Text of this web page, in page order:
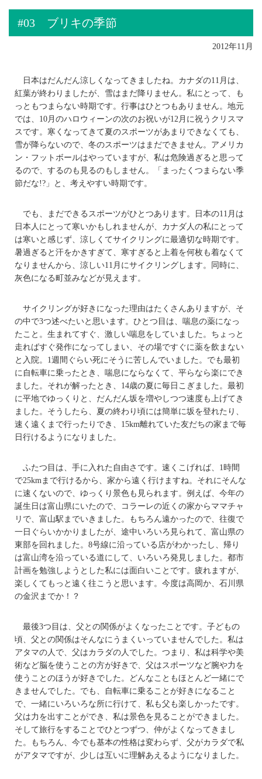
#03 ブリキの季節
2012年11月
日本はだんだん涼しくなってきましたね。カナダの11月は、
紅葉が終わりましたが、雪はまだ降りません。私にとって、も
っともつまらない時期です。行事はひとつもありません。地元
では、10月のハロウィーンの次のお祝いが12月に祝うクリスマ
スです。寒くなってきて夏のスポーツがあまりできなくても、
雪が降らないので、冬のスポーツはまだできません。アメリカ
ン・フットボールはやっていますが、私は危険過ぎると思って
るので、するのも見るのもしません。「まったくつまらない季
節だな!?」と、考えやすい時期です。
でも、まだできるスポーツがひとつあります。日本の11月は
日本人にとって寒いかもしれませんが、カナダ人の私にとって
は寒いと感じず、涼しくてサイクリングに最適切な時期です。
暑過ぎると汗をかきすぎて、寒すぎると上着を何枚も着なくて
なりませんから、涼しい11月にサイクリングします。同時に、
灰色になる町並みなどが見えます。
サイクリングが好きになった理由はたくさんありますが、そ
の中で3つ述べたいと思います。ひとつ目は、喘息の薬になっ
たこと。生まれてすぐ、激しい喘息をしていました。ちょっと
走ればすぐ発作になってしまい、その場ですぐに薬を飲まない
と入院。1週間ぐらい死にそうに苦しんでいました。でも最初
に自転車に乗ったとき、喘息にならなくて、平らなら楽にでき
ました。それが解ったとき、14歳の夏に毎日こぎました。最初
に平地でゆっくりと、だんだん坂を増やしつつ速度も上げてき
ました。そうしたら、夏の終わり頃には簡単に坂を登れたり、
速く遠くまで行ったりでき、15km離れていた友だちの家まで毎
日行けるようになりました。
ふたつ目は、手に入れた自由さです。速くこげれば、1時間
で25kmまで行けるから、家から遠く行けますね。それにそんな
に速くないので、ゆっくり景色も見られます。例えば、今年の
誕生日は富山県にいたので、コラーレの近くの家からママチャ
リで、富山駅までいきました。もちろん遠かったので、往復で
一日ぐらいかかりましたが、途中いろいろ見られて、富山県の
東部を回れました。8号線に沿っている店がわかったし、帰り
は富山湾を沿っている道にして、いろいろ発見しました。都市
計画を勉強しようとした私には面白いことです。疲れますが、
楽しくてもっと遠く往こうと思います。今度は高岡か、石川県
の金沢までか！？
最後3つ目は、父との関係がよくなったことです。子どもの
頃、父との関係はそんなにうまくいっていませんでした。私は
アタマの人で、父はカラダの人でした。つまり、私は科学や美
術など脳を使うことの方が好きで、父はスポーツなど腕や力を
使うことのほうが好きでした。どんなこともほとんど一緒にで
きませんでした。でも、自転車に乗ることが好きになること
で、一緒にいろいろな所に行けて、私も父も楽しかったです。
父は力を出すことができ、私は景色を見ることができました。
そして旅行をすることでひとつずつ、仲がよくなってきまし
た。もちろん、今でも基本の性格は変わらず、父がカラダで私
がアタマですが、少しは互いに理解あえるようになりました。